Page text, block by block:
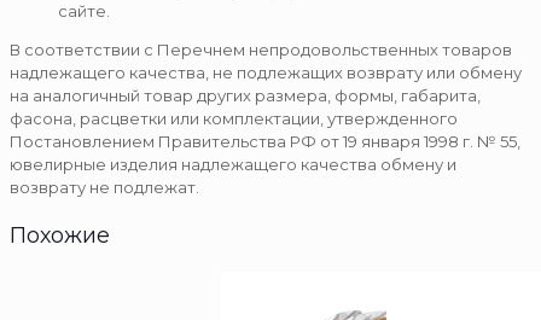
сайте.
В соответствии с Перечнем непродовольственных товаров
надлежащего качества, не подлежащих возврату или обмену
на аналогичный товар других размера, формы, габарита,
фасона, расцветки или комплектации, утвержденного
Постановлением Правительства РФ от 19 января 1998 г. № 55,
ювелирные изделия надлежащего качества обмену и
возврату не подлежат.
Похожие